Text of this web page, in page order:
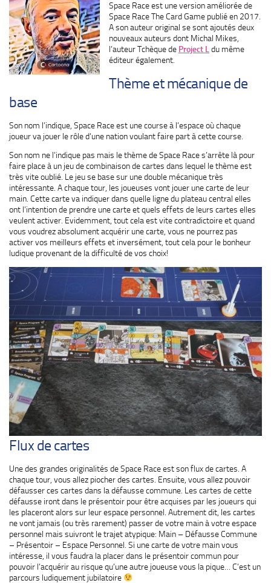
Space Race est une version améliorée de
Space Race The Card Game publié en 2017.
A son auteur original se sont ajoutés deux
nouveaux auteurs dont Michal Mikes,
l’auteur Tchèque de Project Ldu même
éditeur également.
Thème et mécanique de
base
Son nom l’indique, Space Race est une course à l’espace où chaque
joueur va jouer le rôle d’une nation voulant faire part à cette course.
Son nom ne l’indique pas mais le thème de Space Race s’arrête là pour
faire place à un jeu de combinaison de cartes dans lequel le thème est
très vite oublié. Le jeu se base sur une double mécanique très
intéressante. A chaque tour, les joueuses vont jouer une carte de leur
main. Cette carte va indiquer dans quelle ligne du plateau central elles
ont l’intention de prendre une carte et quels effets de leurs cartes elles
veulent activer. Evidemment, tout cela est vite contradictoire et quand
vous voudrez absolument acquérir une carte, vous ne pourrez pas
activer vos meilleurs effets et inversément, tout cela pour le bonheur
ludique provenant de la difficulté de vos choix!
Flux de cartes
Une des grandes originalités de Space Race est son flux de cartes. A
chaque tour, vous allez piocher des cartes. Ensuite, vous allez pouvoir
défausser ces cartes dans la défausse commune. Les cartes de cette
défausse iront dans le présentoir pour être acquises par les joueurs qui
les placeront alors sur leur espace personnel. Autrement dit, les cartes
ne vont jamais (ou très rarement) passer de votre main à votre espace
personnel mais suivront le trajet atypique: Main – Défausse Commune
– Présentoir – Espace Personnel. Si une carte de votre main vous
intéresse, il vous faudra la placer dans le présentoir commun pour
pouvoir l’acquérir au risque qu’une autre joueuse vous la pique… C’est un
parcours ludiquement jubilatoire